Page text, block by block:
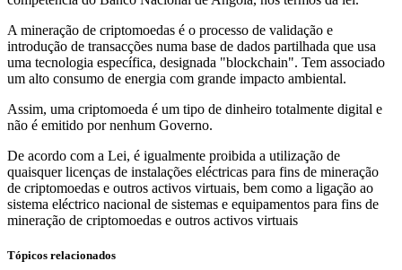
A mineração de criptomoedas é o processo de validação e
introdução de transacções numa base de dados partilhada que usa
uma tecnologia específica, designada "blockchain". Tem associado
um alto consumo de energia com grande impacto ambiental.
Assim, uma criptomoeda é um tipo de dinheiro totalmente digital e
não é emitido por nenhum Governo.
De acordo com a Lei, é igualmente proibida a utilização de
quaisquer licenças de instalações eléctricas para fins de mineração
de criptomoedas e outros activos virtuais, bem como a ligação ao
sistema eléctrico nacional de sistemas e equipamentos para fins de
mineração de criptomoedas e outros activos virtuais
Tópicos relacionados